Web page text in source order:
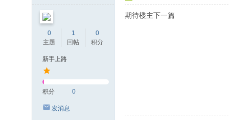
0
主题
1
回帖
0
积分
新手上路
积分 0
发消息
期待楼主下一篇